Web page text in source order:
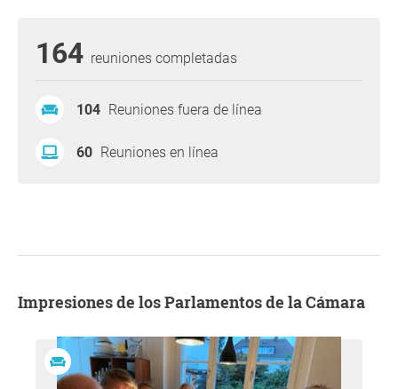
164 reuniones completadas
104 Reuniones fuera de línea
60 Reuniones en línea
Impresiones de los Parlamentos de la Cámara